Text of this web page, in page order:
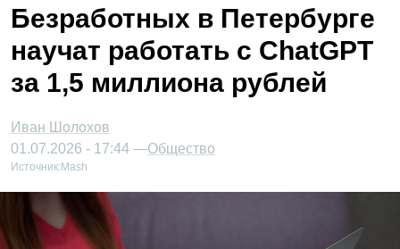
Безработных в Петербурге
научат работать с ChatGPT
за 1,5 миллиона рублей
Иван Шолохов
01.07.2026 - 17:44 —Общество
Источник: Mash